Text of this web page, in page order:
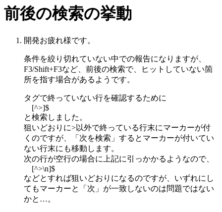
前後の検索の挙動
開発お疲れ様です。
条件を絞り切れていない中での報告になりますが、
F3/Shift+F3など、前後の検索で、ヒットしていない箇
所を指す場合があるようです。
タグで終っていない行を確認するために
[^>]$
と検索しました。
狙いどおりに>以外で終っている行末にマーカーが付
くのですが、「次を検索」するとマーカーが付いてい
ない行末にも移動します。
次の行が空行の場合に上記に引っかかるようなので、
[^>\n]$
などとすれば狙いどおりになるのですが、いずれにし
てもマーカーと「次」が一致しないのは問題ではない
かと…。